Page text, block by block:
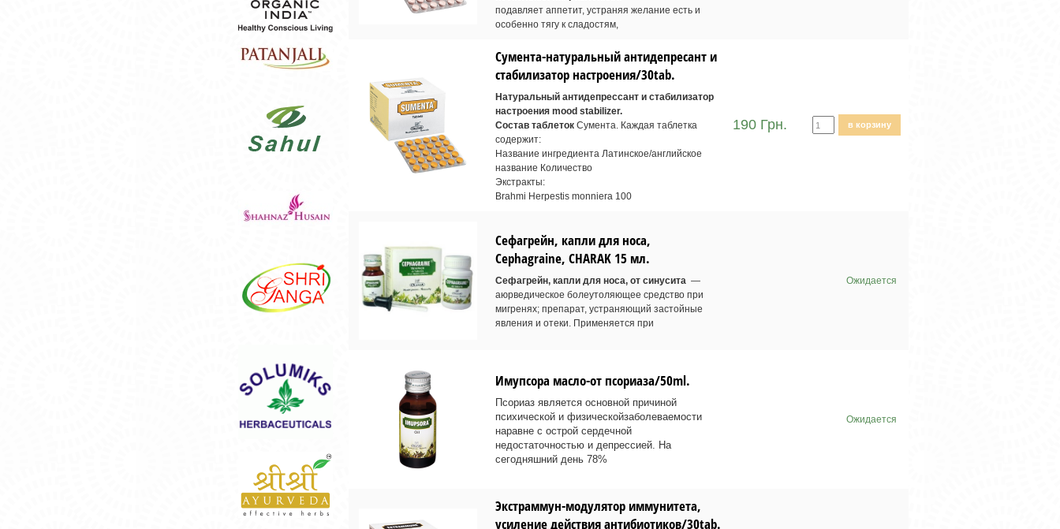
подавляет аппетит, устраняя желание есть и
особенно тягу к сладостям,
Сумента-натуральный антидепресант и
стабилизатор настроения/30tab.
Натуральный антидепрессант и стабилизатор
настроения mood stabilizer.
Состав таблеток Сумента. Каждая таблетка
содержит:
Название ингредиента Латинское/английское
название Количество
Экстракты:
Brahmi Herpestis monniera 100
190 Грн. в корзину
Сефагрейн, капли для носа,
Cephagraine, CHARAK 15 мл.
Сефагрейн, капли для носа, от синусита —
аюрведическое болеутоляющее средство при
мигренях; препарат, устраняющий застойные
явления и отеки. Применяется при
Ожидается
Имупсора масло-от псориаза/50ml.
Псориаз является основной причиной
психической и физическойзаболеваемости
наравне с острой сердечной
недостаточностью и депрессией. На
сегодняшний день 78%
Ожидается
Экстраммун-модулятор иммунитета,
усиление действия антибиотиков/30tab.